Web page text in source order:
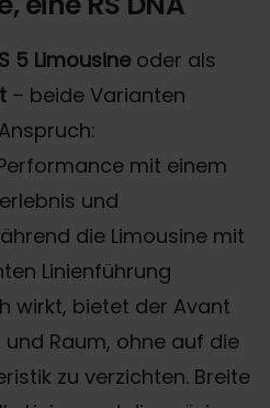
5 Limousine oder als
– beide Varianten
mit einem
und
die Limousine mit
Linienführung
wirkt, bietet der Avant
Raum, ohne auf die
zu verzichten. Breite